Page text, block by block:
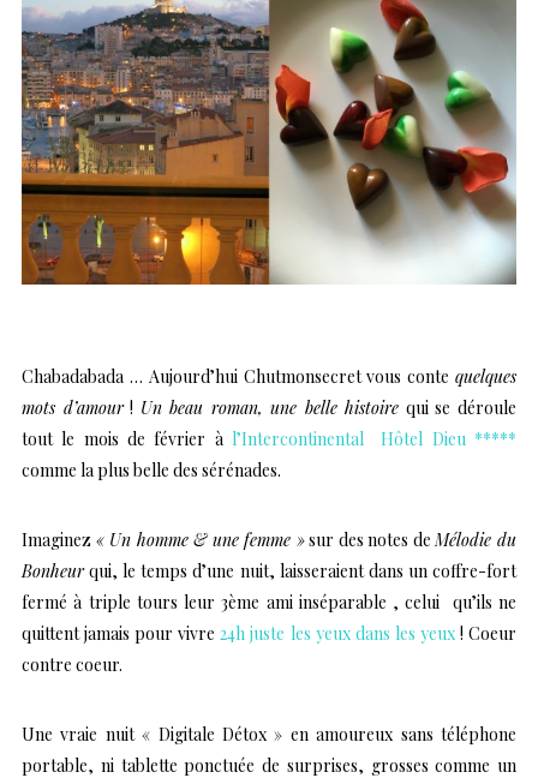
Chabadabada … Aujourd’hui Chutmonsecret vous conte quelques
mots d’amour! Un beau roman, une belle histoire qui se déroule
tout le mois de février à l’Intercontinental Hôtel Dieu *****
comme la plus belle des sérénades.
Imaginez « Un homme & une femme »sur des notes de Mélodie du
Bonheurqui, le temps d’une nuit, laisseraient dans un coffre-fort
fermé à triple tours leur 3ème ami inséparable , celui qu’ils ne
quittent jamais pour vivre24h juste les yeux dans les yeux! Coeur
contre coeur.
Une vraie nuit« Digitale Détox » en amoureux sans téléphone
portable, ni tablette ponctuée de surprises, grosses comme un